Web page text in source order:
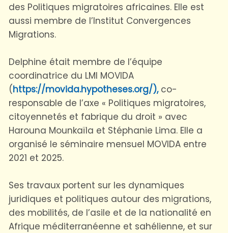
des Politiques migratoires africaines. Elle est
aussi membre de l’Institut Convergences
Migrations.
Delphine était membre de l’équipe
coordinatrice du LMI MOVIDA
(https://movida.hypotheses.org/),co-
responsable de l’axe « Politiques migratoires,
citoyennetés et fabrique du droit » avec
Harouna Mounkaïla et Stéphanie Lima. Elle a
organisé le séminaire mensuel MOVIDA entre
2021 et 2025.
Ses travaux portent sur les dynamiques
juridiques et politiques autour des migrations,
des mobilités, de l’asile et de la nationalité en
Afrique méditerranéenne et sahélienne, et sur